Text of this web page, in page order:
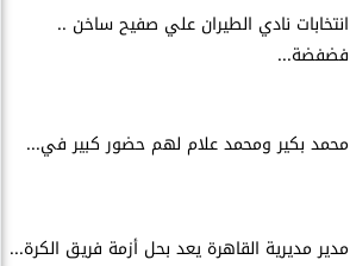
انتخابات نادي الطيران علي صفيح ساخن ..
فضفضة...
محمد بكير ومحمد علام لهم حضور كبير في...
مدير مديرية القاهرة يعد بحل أزمة فريق الكرة...